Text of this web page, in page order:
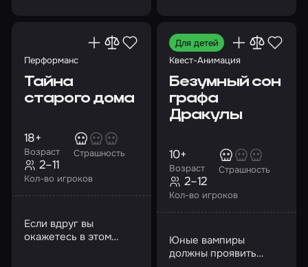
Перформанс
Тайна
старого дома
Возраст
18+
Страшность
Кол-во игроков
2–11
Если вдруг вы
окажетесь в этом
Для детей
Квест-Анимация
Безумный сон
графа
Дракулы
Возраст
10+
Страшность
Кол-во игроков
2–12
Юные вампиры
должны проявить